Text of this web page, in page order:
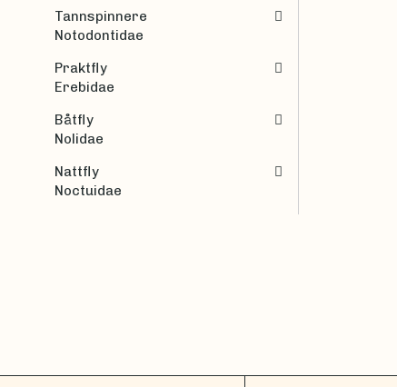
Tannspinnere
Notodontidae
Praktfly
Erebidae
Båtfly
Nolidae
Nattfly
Noctuidae